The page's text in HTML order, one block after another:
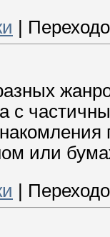
|
с
или